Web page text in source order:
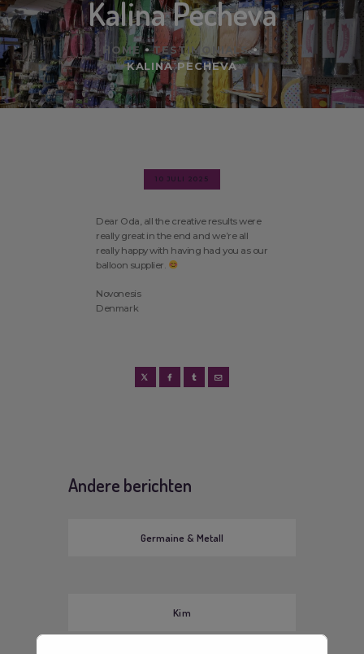
Kalina Pecheva
HOME
TESTIMONIALS
KALINA PECHEVA
10 JULI 2025
Dear Oda, all the creative results were
really great in the end and we’re all
really happy with having had you as our
balloon supplier.
Novonesis
Denmark
Andere berichten
Germaine & Metall
Kim